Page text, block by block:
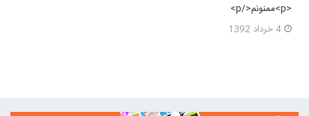
<p>ممنونم</p>
4 خرداد 1392